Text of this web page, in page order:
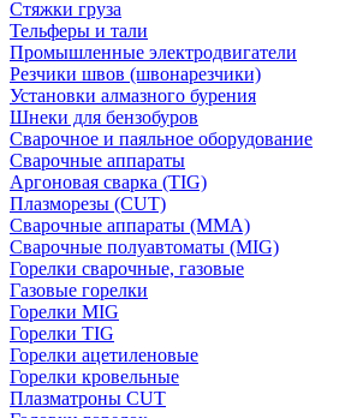
Стяжки груза
Тельферы и тали
Промышленные электродвигатели
Резчики швов (швонарезчики)
Установки алмазного бурения
Шнеки для бензобуров
Сварочное и паяльное оборудование
Сварочные аппараты
Аргоновая сварка (TIG)
Плазморезы (CUT)
Сварочные аппараты (MMA)
Сварочные полуавтоматы (MIG)
Горелки сварочные, газовые
Газовые горелки
Горелки MIG
Горелки TIG
Горелки ацетиленовые
Горелки кровельные
Плазматроны CUT